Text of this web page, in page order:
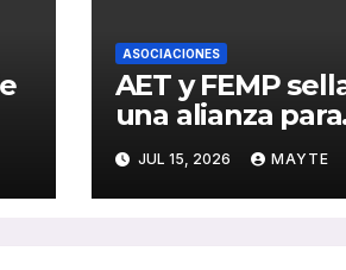
ASOCIACIONES
AET y FEMP
una alianza para
impulsar la
movilidad
inteligente en
JUL 15, 2026 MAYTE